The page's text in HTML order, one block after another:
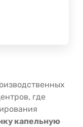
где
капельную